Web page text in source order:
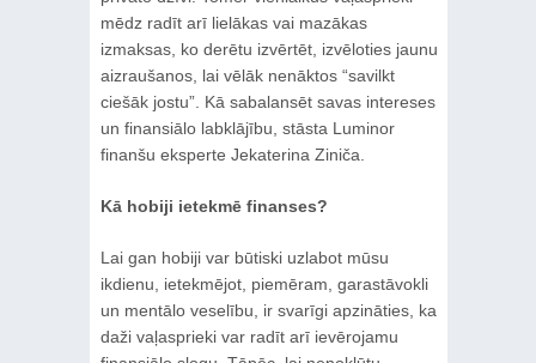
mēdz radīt arī lielākas vai mazākas
izmaksas, ko derētu izvērtēt, izvēloties jaunu
aizraušanos, lai vēlāk nenāktos “savilkt
ciešāk jostu”. Kā sabalansēt savas intereses
un finansiālo labklājību, stāsta Luminor
finanšu eksperte Jekaterina Ziniča.
Kā hobiji ietekmē finanses?
Lai gan hobiji var būtiski uzlabot mūsu
ikdienu, ietekmējot, piemēram, garastāvokli
un mentālo veselību, ir svarīgi apzināties, ka
daži vaļasprieki var radīt arī ievērojamu